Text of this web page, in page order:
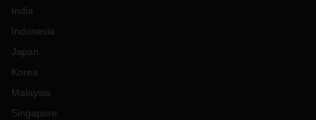
India
Indonesia
Japan
Korea
Malaysia
Singapore